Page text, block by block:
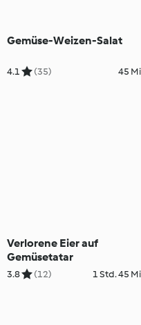
Gemüse-Weizen-Salat
4.1 (35) 45
Verlorene Eier auf
Gemüsetatar
3.8 (12) 1 Std. 45